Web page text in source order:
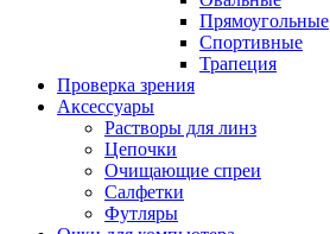
Прямоугольные
Спортивные
Трапеция
Проверка зрения
Аксессуары
Растворы для линз
Цепочки
Очищающие спреи
Салфетки
Футляры